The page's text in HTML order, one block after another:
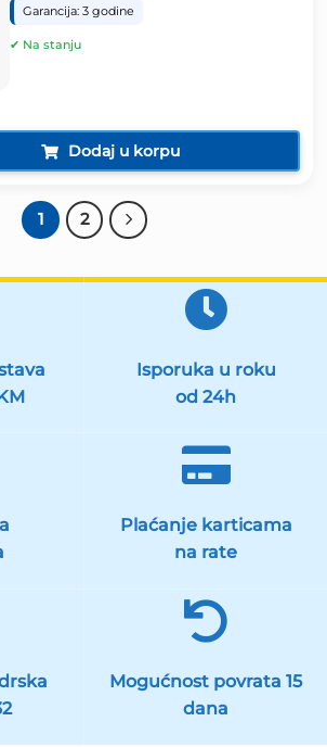
Garancija: 3 godine
✔ Na stanju
Dodaj u korpu
1 2
Isporuka u roku
od 24h
Plaćanje karticama
na rate
Mogućnost povrata 15
dana